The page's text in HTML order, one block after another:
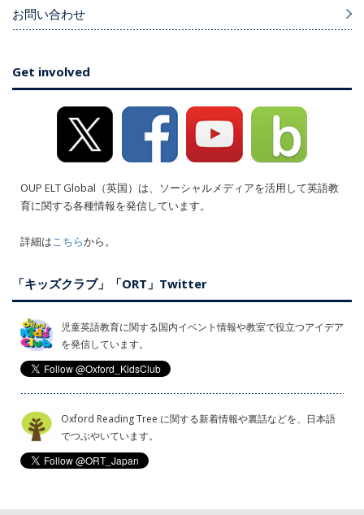
お問い合わせ
Get involved
OUP ELT Global（英国）は、ソーシャルメディアを活用して英語教
育に関する各種情報を発信しています。
詳細はこちらから。
「キッズクラブ」「ORT」Twitter
児童英語教育に関する国内イベント情報や教室で役立つアイデア
を発信しています。
Oxford Reading Tree に関する新着情報や裏話などを、日本語
でつぶやいています。